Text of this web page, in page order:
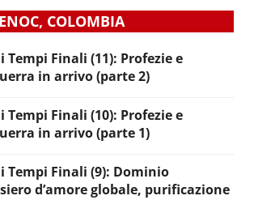
COLOMBIA
Tempi Finali (11): Profezie e
in arrivo (parte 2)
Tempi Finali (10): Profezie e
in arrivo (parte 1)
Tempi Finali (9): Dominio
d’amore globale, purificazione